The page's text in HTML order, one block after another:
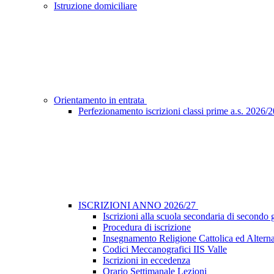
Istruzione domiciliare
Orientamento in entrata
Perfezionamento iscrizioni classi prime a.s. 2026/
ISCRIZIONI ANNO 2026/27
Iscrizioni alla scuola secondaria di secondo
Procedura di iscrizione
Insegnamento Religione Cattolica ed
Codici Meccanografici IIS Valle
Iscrizioni in eccedenza
Orario Settimanale Lezioni